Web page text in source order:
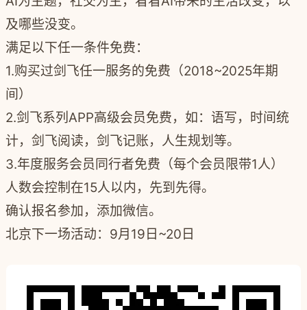
及哪些没变。
满足以下任一条件免费：
1.购买过剑飞任一服务的免费（2018~2025年期
间）
2.剑飞系列APP高级会员免费，如：语写，时间统
计，剑飞阅读，剑飞记账，人生规划等。
3.年度服务会员同行者免费（每个会员限带1人）
人数会控制在15人以内，先到先得。
确认报名参加，添加微信。
北京下一场活动：9月19日~20日